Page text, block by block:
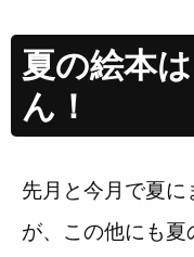
夏の絵本
ん！
先月と今月で夏
が、この他にも夏